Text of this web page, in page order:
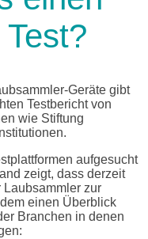
Geräte gibt
Testbericht von
wie Stiftung
aufgesucht
zeigt, dass derzeit
Laubsammler zur
einen Überblick
Branchen in denen